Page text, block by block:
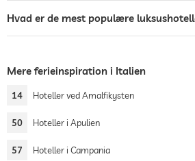
Hvad er de mest populære
Mere ferieinspiration i Italien
14 Hoteller ved Amalfikysten
50 Hoteller i Apulien
57 Hoteller i Campania